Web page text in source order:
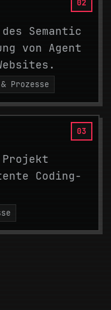
Semantic
von Agent
Prozesse
Projekt
Coding-